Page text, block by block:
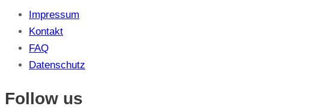
Impressum
Kontakt
FAQ
Datenschutz
Follow us